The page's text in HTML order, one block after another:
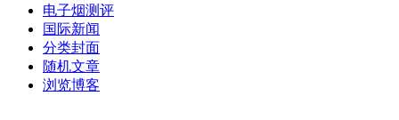
电子烟测评
国际新闻
分类封面
随机文章
浏览博客